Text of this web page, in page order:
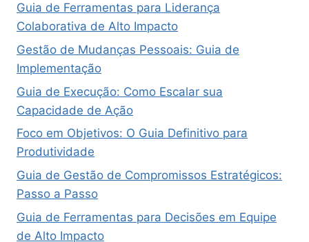
Guia de Ferramentas para Liderança
Colaborativa de Alto Impacto
Gestão de Mudanças Pessoais: Guia de
Implementação
Guia de Execução: Como Escalar sua
Capacidade de Ação
Foco em Objetivos: O Guia Definitivo para
Produtividade
Guia de Gestão de Compromissos Estratégicos:
Passo a Passo
Guia de Ferramentas para Decisões em Equipe
de Alto Impacto